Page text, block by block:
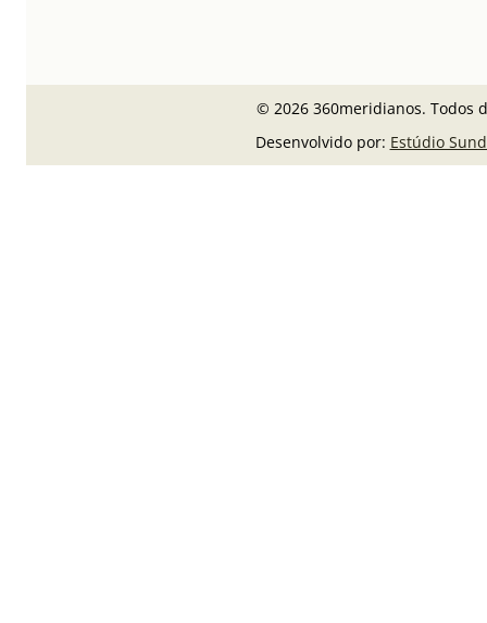
© 2026 360meridianos. Todos
Desenvolvido por: Estúdio